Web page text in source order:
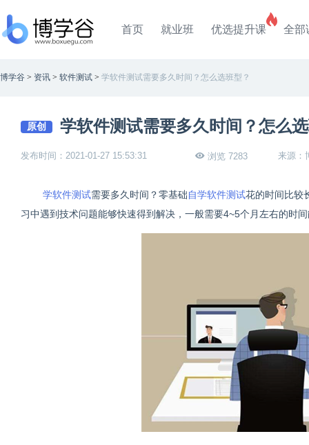
首页 就业班 优选提升课 全部
博学谷 > 资讯 > 软件测试 > 学软件测试需要多久时间？怎么选班型？
原创 学软件测试需要多久时间？怎么
发布时间：2021-01-27 15:53:31 浏览 7283 来源：
学软件测试需要多久时间？零基础自学软件测试花的时间比较
习中遇到技术问题能够快速得到解决，一般需要4~5个月左右的时